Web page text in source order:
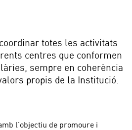
totes les activitats
centres que conformen
sempre en coherència
propis de la Institució.
l'objectiu de promoure i